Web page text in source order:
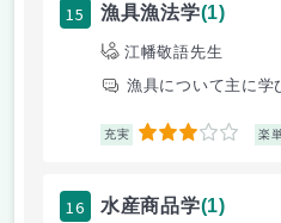
15 漁具漁法学(1)
江幡敬語先生
漁具について主に学
充実 3 楽単
16 水産商品学(1)